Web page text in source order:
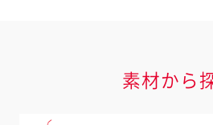
素材から